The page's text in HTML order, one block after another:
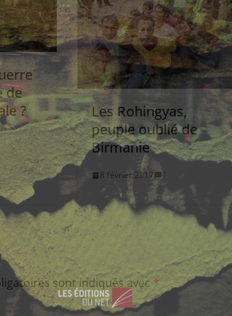
de
?
Les Rohingyas,
peuple oublié de
Birmanie
8 février 2017 1
sont indiqués avec *